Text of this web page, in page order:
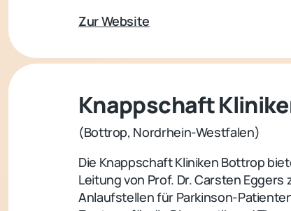
Zur Website
Knappschaft
(Bottrop, Nordrhein-Westfalen)
Die Knappschaft Kliniken Bottrop
Leitung von Prof. Dr. Carsten
Anlaufstellen für Parkinson-